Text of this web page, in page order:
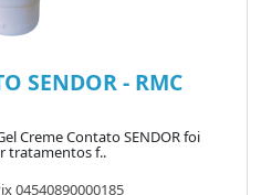
SENDOR - RMC
Creme Contato SENDOR foi
tratamentos f..
04540890000185